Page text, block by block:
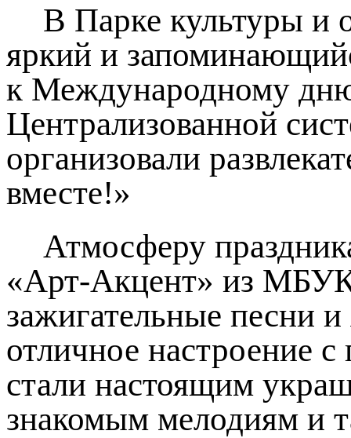
В Парке культуры и
яркий и
к Международному
Централизованной
организовали
вместе!»
Атмосферу
«Арт‑Акцент» из
зажигательные песни
отличное настроение
стали настоящим
знакомым мелодиям и